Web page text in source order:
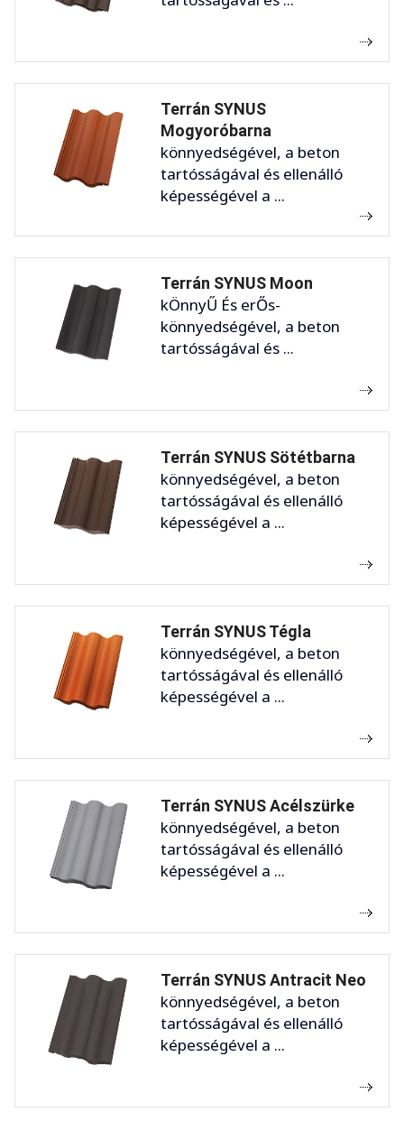
Terrán SYNUS
Mogyoróbarna
könnyedségével, a beton
tartósságával és ellenálló
képességével a ...
Terrán SYNUS Moon
kÖnnyŰ És erŐs-
könnyedségével, a beton
tartósságával és ...
Terrán SYNUS Sötétbarna
könnyedségével, a beton
tartósságával és ellenálló
képességével a ...
Terrán SYNUS Tégla
könnyedségével, a beton
tartósságával és ellenálló
képességével a ...
Terrán SYNUS Acélszürke
könnyedségével, a beton
tartósságával és ellenálló
képességével a ...
Terrán SYNUS Antracit Neo
könnyedségével, a beton
tartósságával és ellenálló
képességével a ...